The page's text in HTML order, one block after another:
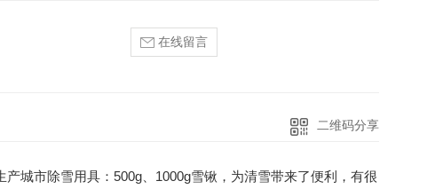
在线留言
二维码分享
城市除雪用具：500g、1000g雪锹，为清雪带来了便利，有很